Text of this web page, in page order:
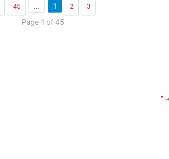
1 2 3
…
45
Page 1 of 45
*